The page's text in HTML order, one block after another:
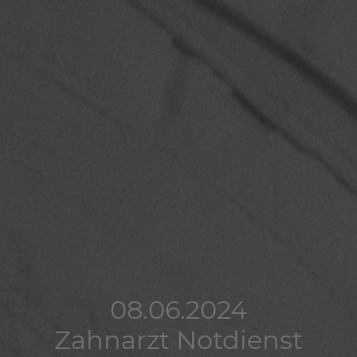
08.06.2024
Zahnarzt Notdienst
08.06.2024
Zahnarzt Notdienst
08.06.2024
Zahnarzt Notdienst